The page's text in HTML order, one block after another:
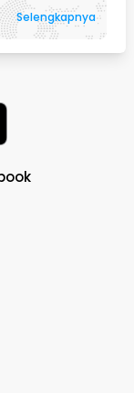
Selengkapnya